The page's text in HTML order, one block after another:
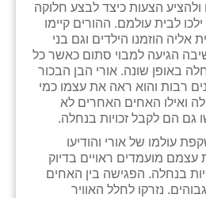
הצעות כיצד לבצע חלוקה
לבית עולמם. ההורים קיימו
הוזמנו הילדים וגם בני
הגיעה למבוי סתום כאשר כל
באופן שונה. אורי הבן הבכור
רבות והוא ראה את עצמו כמי
ואילו האחים האחרים לא
גם הם לקבל זכויות בנחלה.
עולמו של אורי והודיעו
עצמם מועמדים ראויים בדיוק
בנחלה. הפגישה בין האחים
נזרקו לחלל האוויר